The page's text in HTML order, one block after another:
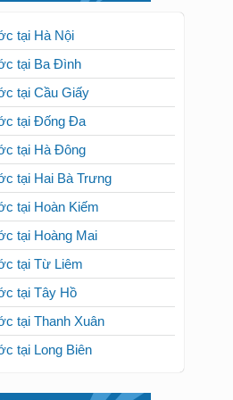
tại Hà Nội
tại Ba Đình
tại Cầu Giấy
tại Đống Đa
tại Hà Đông
tại Hai Bà Trưng
tại Hoàn Kiếm
tại Hoàng Mai
tại Từ Liêm
tại Tây Hồ
tại Thanh Xuân
tại Long Biên